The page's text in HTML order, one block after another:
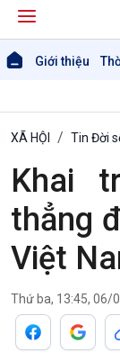
Giới thiệu
XÃ HỘI Tin Đời
Khai
thẳng
Việt
Thứ ba, 13:45, 06/